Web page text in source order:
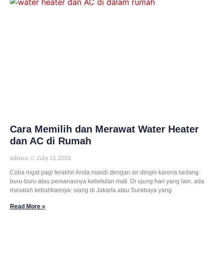
Cara Memilih dan Merawat Water Heater
dan AC di Rumah
admin July 13, 2026
Coba ingat pagi terakhir Anda mandi dengan air dingin karena sedang
buru-buru atau pemanasnya kebetulan mati. Di ujung hari yang lain, ada
masalah kebalikannya: siang di Jakarta atau Surabaya yang
Read More »